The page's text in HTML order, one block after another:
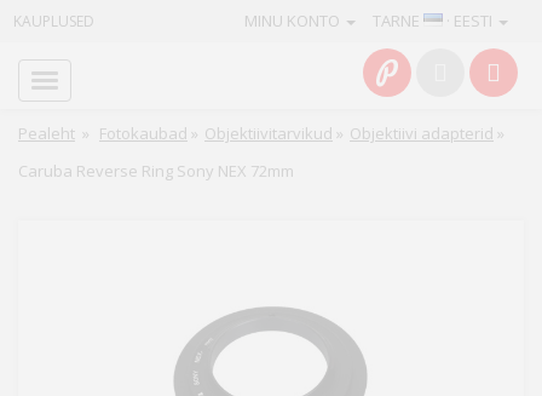
KAUPLUSED TARNE · EESTI
MINU KONTO
Pealeht » Fotokaubad » Objektiivitarvikud » Objektiivi adapterid »
Caruba Reverse Ring Sony NEX 72mm
Info
Teenused